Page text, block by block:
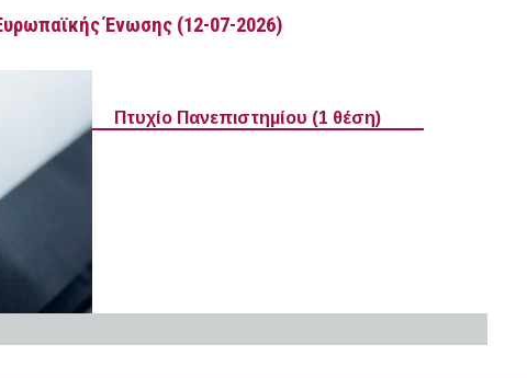
Ένωσης (12-07-2026)
Πτυχίο Πανεπιστημίου (1 θέση)
Φορείς της Ευρωπαϊκής Ένωσης (12-07-2026)